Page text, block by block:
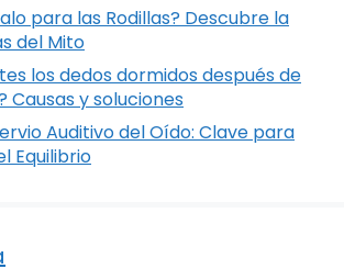
para las Rodillas? Descubre la
del Mito
los dedos dormidos después de
Causas y soluciones
Auditivo del Oído: Clave para
Equilibrio